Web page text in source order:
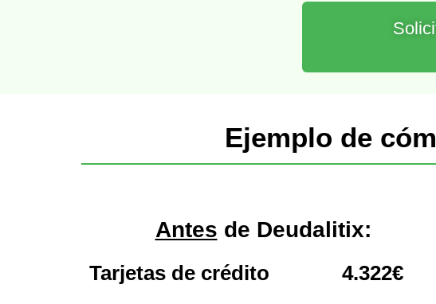
Ejemplo de
Antes de Deudalitix:
Tarjetas de crédito 4.322€